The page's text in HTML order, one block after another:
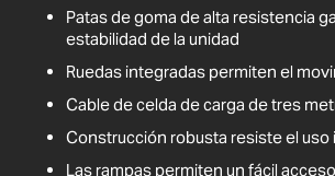
Patas de goma de alta resistencia
estabilidad de la unidad
Ruedas integradas permiten el
Cable de celda de carga de tres
Construcción robusta resiste el uso
Las rampas permiten un fácil